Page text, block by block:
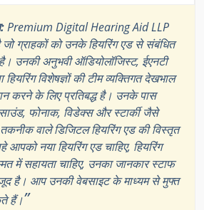
Premium Digital Hearing Aid LLP
ग्राहकों को उनके हियरिंग एड से संबंधित
उनकी अनुभवी ऑडियोलॉजिस्ट, ईएनटी
विशेषज्ञों की टीम व्यक्तिगत देखभाल
करने के लिए प्रतिबद्ध है। उनके पास
फोनाक, विडेक्स और स्टार्की जैसे
वाले डिजिटल हियरिंग एड की विस्तृत
नया हियरिंग एड चाहिए, हियरिंग
में सहायता चाहिए, उनका जानकार स्टाफ
है। आप उनकी वेबसाइट के माध्यम से मुफ्त
हैं।”